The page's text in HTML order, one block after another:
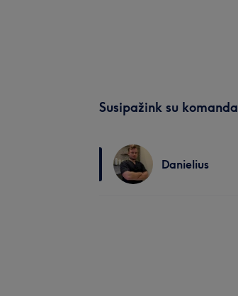
Susipažink su komanda
Danielius